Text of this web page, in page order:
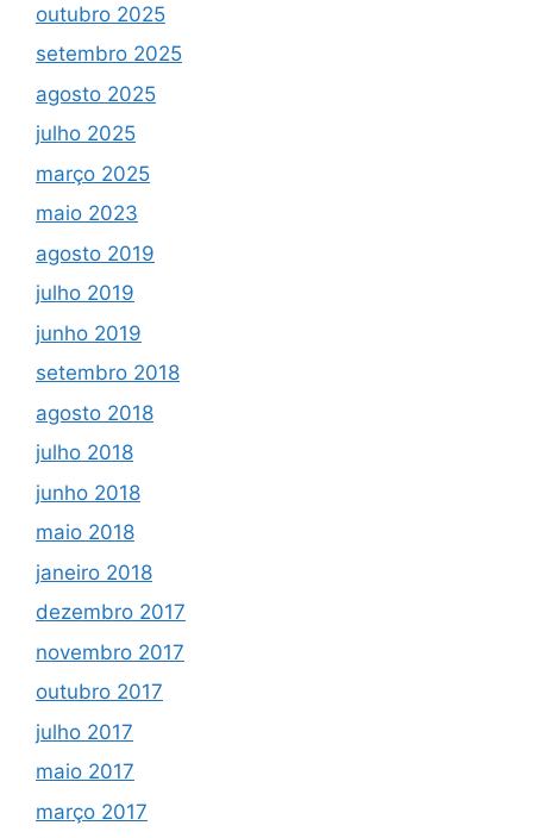
outubro 2025
setembro 2025
agosto 2025
julho 2025
março 2025
maio 2023
agosto 2019
julho 2019
junho 2019
setembro 2018
agosto 2018
julho 2018
junho 2018
maio 2018
janeiro 2018
dezembro 2017
novembro 2017
outubro 2017
julho 2017
maio 2017
março 2017